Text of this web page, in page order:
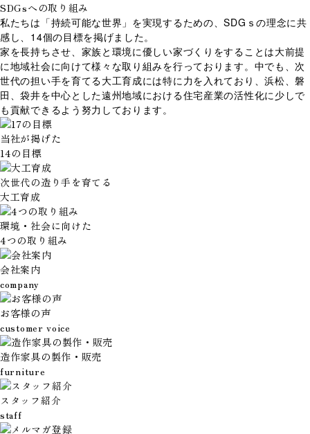
SDGsへの取り組み
私たちは「持続可能な世界」を実現するための、SDGｓの理念に共
感し、14個の目標を掲げました。
家を長持ちさせ、家族と環境に優しい家づくりをすることは大前提
に地域社会に向けて様々な取り組みを行っております。中でも、次
世代の担い手を育てる大工育成には特に力を入れており、浜松、磐
田、袋井を中心とした遠州地域における住宅産業の活性化に少しで
も貢献できるよう努力しております。
当社が掲げた
14の目標
次世代の造り手を育てる
大工育成
環境・社会に向けた
4つの取り組み
会社案内
company
お客様の声
customer voice
造作家具の製作・販売
furniture
スタッフ紹介
staff